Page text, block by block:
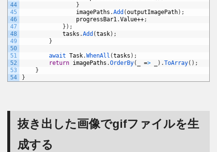
44
45
46
47
48
49
50
51
52
53
54
}
imagePaths .Add (outputImagePath) ;
progressBar1.Value++;
} ) ;
tasks .Add (task) ;
}
await Task.WhenAll (tasks ) ;
return imagePaths .OrderBy( => ) .ToArray( ) ;
}
}
抜き出した画像でgifファイルを生
成する